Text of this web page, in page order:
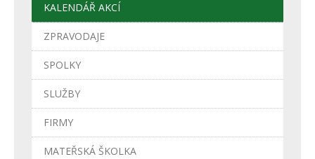
KALENDÁŘ AKCÍ
ZPRAVODAJE
SPOLKY
SLUŽBY
FIRMY
MATEŘSKÁ ŠKOLKA